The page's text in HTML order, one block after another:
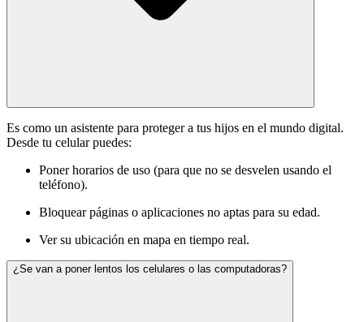
Es como un asistente para proteger a tus hijos en el mundo digital.
Desde tu celular puedes:
Poner horarios de uso (para que no se desvelen usando el
teléfono).
Bloquear páginas o aplicaciones no aptas para su edad.
Ver su ubicación en mapa en tiempo real.
¿Se van a poner lentos los celulares o las computadoras?